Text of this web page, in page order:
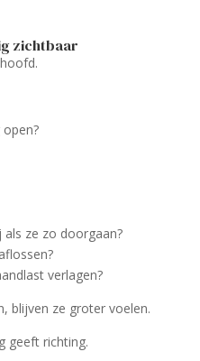
zichtbaar
als ze zo doorgaan?
verlagen?
blijven ze groter voelen.
geeft richting.